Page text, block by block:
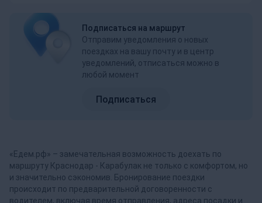
Подписаться на маршрут
Отправим уведомления о новых
поездках на вашу почту и в центр
уведомлений, отписаться можно в
любой момент
Подписаться
«Едем.рф» – замечательная возможность доехать по
маршруту Краснодар - Карабулак не только с комфортом, но
и значительно сэкономив. Бронирование поездки
происходит по предварительной договоренности с
водителем, включая время отправления, адреса посадки и